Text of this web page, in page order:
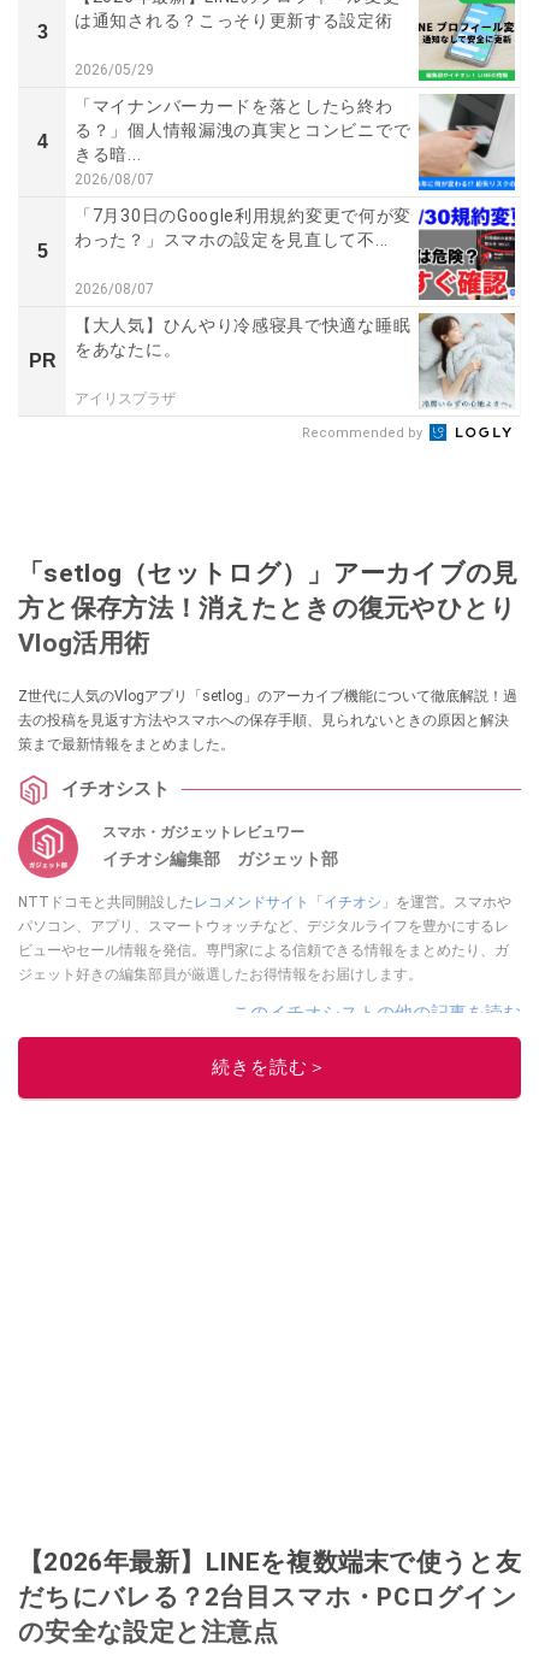
3
は通知される？こっそり更新する設定術
2026/05/29
4
「マイナンバーカードを落としたら終わ
る？」個人情報漏洩の真実とコンビニでで
きる暗...
2026/08/07
5
「7月30日のGoogle利用規約変更で何が変
わった？」スマホの設定を見直して不...
2026/08/07
PR
【大人気】ひんやり冷感寝具で快適な睡眠
をあなたに。
アイリスプラザ
Recommended by
「setlog（セットログ）」アーカイブの見
方と保存方法！消えたときの復元やひとり
Vlog活用術
Z世代に人気のVlogアプリ「setlog」のアーカイブ機能について徹底解説！過
去の投稿を見返す方法やスマホへの保存手順、見られないときの原因と解決
策まで最新情報をまとめました。
イチオシスト
スマホ・ガジェットレビュワー
イチオシ編集部 ガジェット部
NTTドコモと共同開設した レコメンドサイト「イチオシ」 を運営。スマホや
パソコン、アプリ、スマートウォッチなど、デジタルライフを豊かにするレ
ビューやセール情報を発信。専門家による信頼できる情報をまとめたり、ガ
ジェット好きの編集部員が厳選したお得情報をお届けします。
このイチオシストの他の記事を読む
続きを読む＞
【2026年最新】LINEを複数端末で使うと友
だちにバレる？2台目スマホ・PCログイン
の安全な設定と注意点